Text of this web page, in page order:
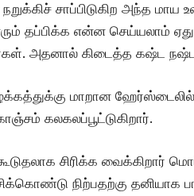
சாப்பிடுகிற அந்த மாய
தப்பிக்க என்ன செய்யலாம்
அதனால் கிடைத்த கஷ்ட
மாறான ஹேர்ஸ்டைலில்
கலகலப்பூட்டுகிறார்.
சிரிக்க வைக்கிறார்
நிற்பதற்கு தனியாக